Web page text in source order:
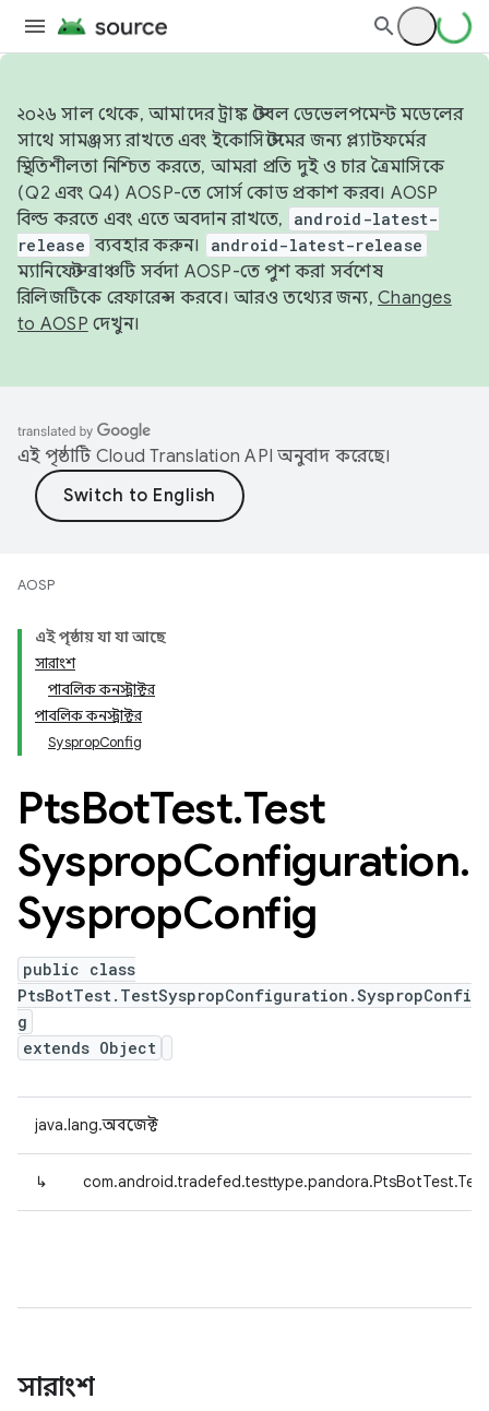
২০২৬ সাল থেকে, আমাদের ট্রাঙ্ক স্টেবল ডেভেলপমেন্ট মডেলের
সাথে সামঞ্জস্য রাখতে এবং ইকোসিস্টেমের জন্য প্ল্যাটফর্মের
স্থিতিশীলতা নিশ্চিত করতে, আমরা প্রতি দুই ও চার ত্রৈমাসিকে
(Q2 এবং Q4) AOSP-তে সোর্স কোড প্রকাশ করব। AOSP
বিল্ড করতে এবং এতে অবদান রাখতে,
android-latest-
release ব্যবহার করুন। android-latest-release
ম্যানিফেস্ট ব্রাঞ্চটি সর্বদা AOSP-তে পুশ করা সর্বশেষ
রিলিজটিকে রেফারেন্স করবে। আরও তথ্যের জন্য, Changes
to AOSP দেখুন।
এই পৃষ্ঠাটি Cloud Translation API অনুবাদ করেছে।
AOSP
এই পৃষ্ঠায় যা যা আছে
সারাংশ
পাবলিক কনস্ট্রাক্টর
পাবলিক কনস্ট্রাক্টর
SyspropConfig
PtsBotTest.Test
SyspropConfiguration.
SyspropConfig
public class
PtsBotTest.TestSyspropConfiguration.SyspropConfi
g
extends Object
java.lang.অবজেক্ট
↳
সারাংশ